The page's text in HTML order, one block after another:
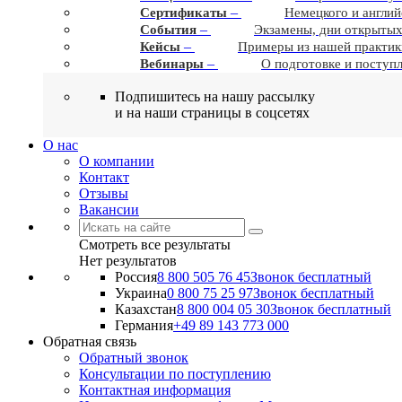
Сертификаты –
Немецкого и
События –
Экзамены, дни
Кейсы –
Примеры из нашей
Вебинары – О подготовке и
Подпишитесь на нашу рассылку
и на наши страницы в соцсетях
О нас
О компании
Контакт
Отзывы
Вакансии
Смотреть все результаты
Нет результатов
Россия8 800 505 76 45Звонок бесплатный
Украина0 800 75 25 97Звонок бесплатный
Казахстан8 800 004 05 30Звонок бесплатный
Германия+49 89 143 773 000
Обратная связь
Обратный звонок
Консультации по поступлению
Контактная информация